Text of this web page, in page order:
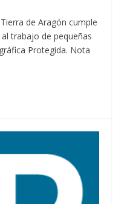
de Aragón cumple
trabajo de pequeñas
Protegida. Nota